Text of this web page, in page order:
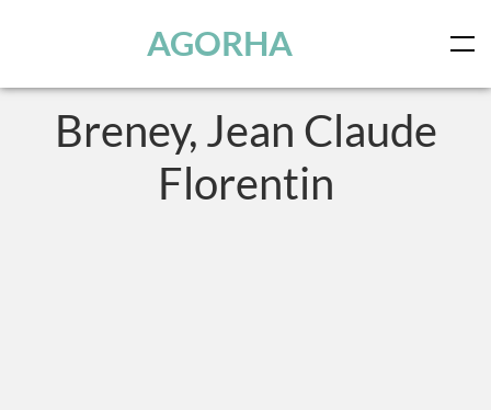
AGORHA
Breney, Jean Claude
Florentin